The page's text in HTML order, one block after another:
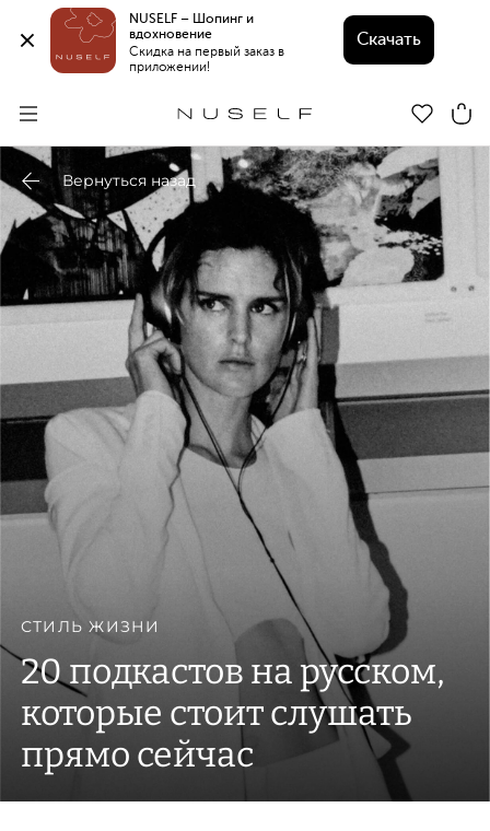
NUSELF – Шопинг и
вдохновение
Скидка на первый заказ в
приложении!
Скачать
Вернуться назад
СТИЛЬ ЖИЗНИ
20 подкастов на русском,
которые стоит слушать
прямо сейчас